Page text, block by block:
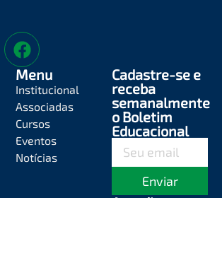
Menu
Institucional
Associadas
Cursos
Eventos
Notícias
Cadastre-se e
receba
semanalmente
o Boletim
Educacional
Enviar
Atendimento